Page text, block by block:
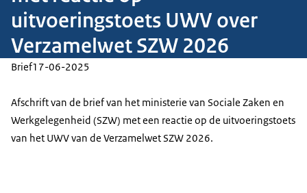
uitvoeringstoets UWV over
Verzamelwet SZW 2026
Brief17-06-2025
Afschrift van de brief van het ministerie van Sociale Zaken en
Werkgelegenheid (SZW) met een reactie op de uitvoeringstoets
van het UWV van de Verzamelwet SZW 2026.